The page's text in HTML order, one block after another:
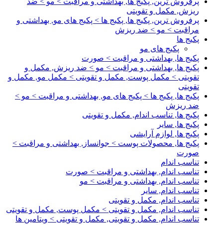
ریزش, مکمل و تقویتی
پرفروش ترین, پکیج ها, پکیج ها > پکیج های مو, بهداشتی و
مراقبت > مو > ضد ریزش
پکیج ها
پکیج های مو
پکیج ها, بهداشتی و مراقبت > صورت
پکیج ها, بهداشتی و مراقبت > مو > ضد ریزش, مکمل و
تقویتی > مکمل پوست, مکمل و تقویتی > مکمل مو, مکمل و
تقویتی
پکیج ها, پکیج ها > پکیج های مو, بهداشتی و مراقبت > مو >
ضد ریزش
پکیج ها, تناسب اندام, مکمل و تقویتی
پکیج ها, سایر
پکیج ها, لوازم آرایشی
پکیج ها, محصولات پوست > جوانساز, بهداشتی و مراقبت >
صورت
تناسب اندام
تناسب اندام, بهداشتی و مراقبت > صورت
تناسب اندام, بهداشتی و مراقبت > مو
تناسب اندام, سایر
تناسب اندام, مکمل و تقویتی
تناسب اندام, مکمل و تقویتی > مکمل پوست, مکمل و تقویتی
تناسب اندام, مکمل و تقویتی, مکمل و تقویتی > ویتامین ها